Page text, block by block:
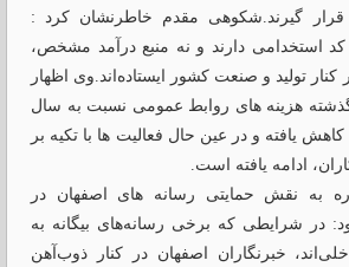
گیرند.شکوهی مقدم خاطرنشان کرد :
کد استخدامی دارند و نه منبع درآمد مشخص،
کنار تولید و صنعت کشور ایستاده‌اند.وی اظهار
هزینه ‌های روابط عمومی نسبت به سال
یافته و در عین حال فعالیت ‌ها با تکیه بر
ادامه یافته است.
به نقش حمایتی رسانه ‌های اصفهان در
در شرایطی که برخی رسانه‌های بیگانه به
خبرنگاران اصفهان در کنار ذوب‌آهن